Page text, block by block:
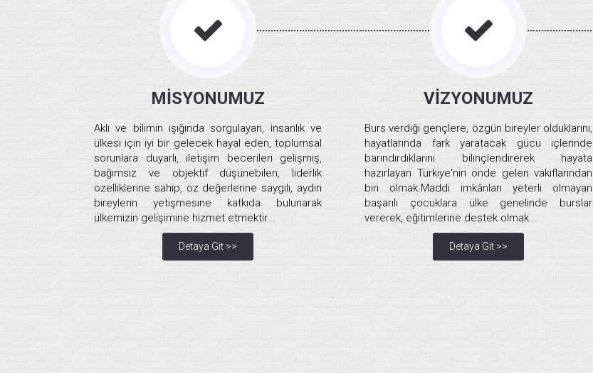
MİSYONUMUZ
Aklı ve bilimin ışığında sorgulayan, insanlık ve
ülkesi için iyi bir gelecek hayal eden, toplumsal
sorunlara duyarlı, iletişim becerileri gelişmiş,
bağımsız ve objektif düşünebilen, liderlik
özelliklerine sahip, öz değerlerine saygılı, aydın
bireylerin yetişmesine katkıda bulunarak
ülkemizin gelişimine hizmet etmektir...
Detaya Git >>
VİZYONUMUZ
Burs verdiği gençlere, özgün bireyler olduklarını,
hayatlarında fark yaratacak gücü içlerinde
barındırdıklarını bilinçlendirerek hayata
hazırlayan Türkiye'nin önde gelen vakıflarından
biri olmak.Maddi imkânları yeterli olmayan
başarılı çocuklara ülke genelinde burslar
vererek, eğitimlerine destek olmak...
Detaya Git >>